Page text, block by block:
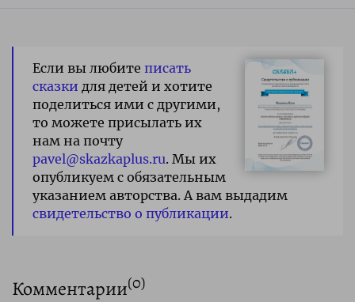
Если вы любите писать
сказки для детей и хотите
поделиться ими с другими,
то можете присылать их
нам на почту
pavel@skazkaplus.ru. Мы их
опубликуем с обязательным
указанием авторства. А вам выдадим
свидетельство о публикации.
Комментарии(0)